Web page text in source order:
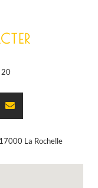
20
La Rochelle